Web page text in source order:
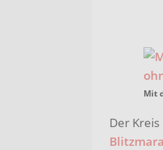
Mit
Der